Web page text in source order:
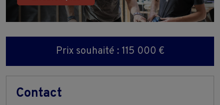
Prix souhaité : 115 000 €
Contact